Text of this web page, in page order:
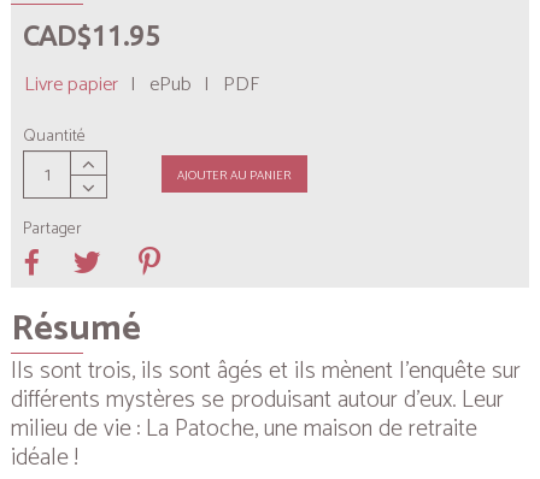
CAD$11.95
Livre papier | ePub | PDF
Quantité
AJOUTER AU PANIER
Partager
Résumé
Ils sont trois, ils sont âgés et ils mènent l’enquête sur
différents mystères se produisant autour d’eux. Leur
milieu de vie : La Patoche, une maison de retraite
idéale !